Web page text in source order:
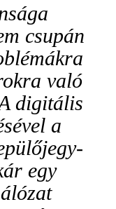
csupán
való
digitális
a
egy